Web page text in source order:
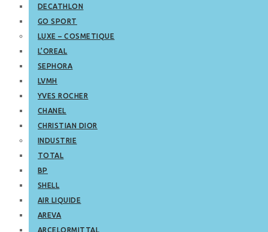
DECATHLON
GO SPORT
LUXE – COSMETIQUE
L’OREAL
SEPHORA
LVMH
YVES ROCHER
CHANEL
CHRISTIAN DIOR
INDUSTRIE
TOTAL
BP
SHELL
AIR LIQUIDE
AREVA
ARCELORMITTAL